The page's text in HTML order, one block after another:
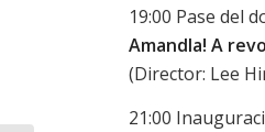
19:00 Pase del
Amandla! A
(Director: Lee
21:00